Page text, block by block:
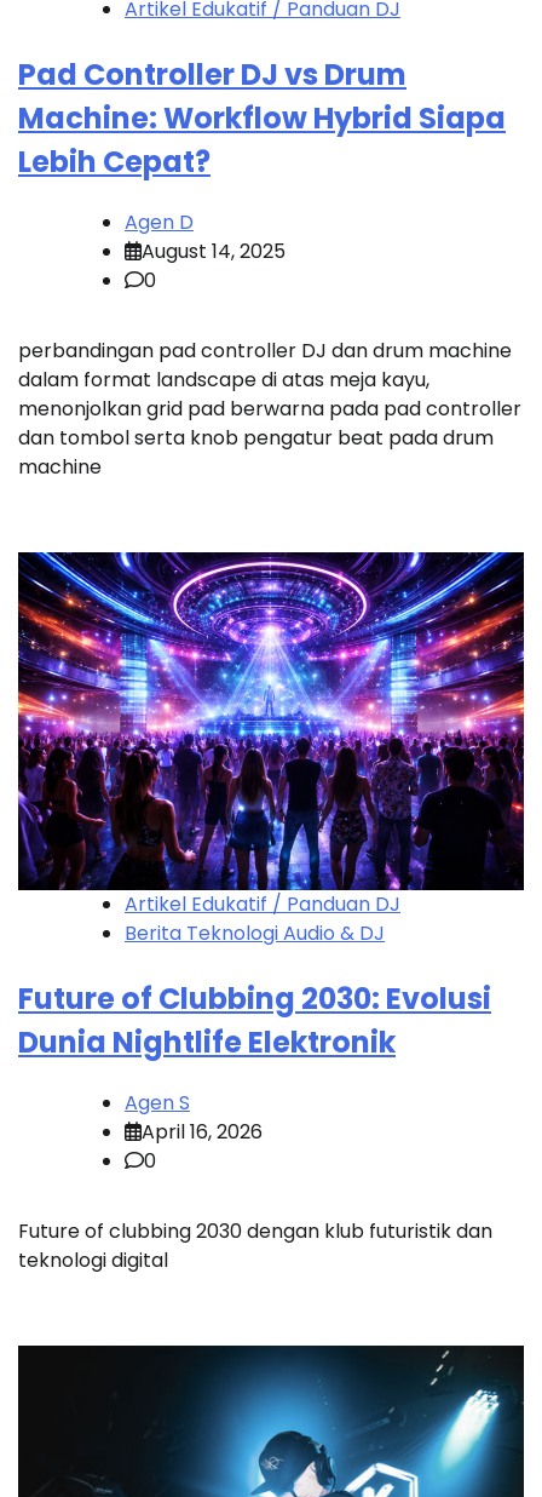
Artikel Edukatif / Panduan DJ
Pad Controller DJ vs Drum
Machine: Workflow Hybrid Siapa
Lebih Cepat?
Agen D
August 14, 2025
0
perbandingan pad controller DJ dan drum machine
dalam format landscape di atas meja kayu,
menonjolkan grid pad berwarna pada pad controller
dan tombol serta knob pengatur beat pada drum
machine
Artikel Edukatif / Panduan DJ
Berita Teknologi Audio & DJ
Future of Clubbing 2030: Evolusi
Dunia Nightlife Elektronik
Agen S
April 16, 2026
0
Future of clubbing 2030 dengan klub futuristik dan
teknologi digital